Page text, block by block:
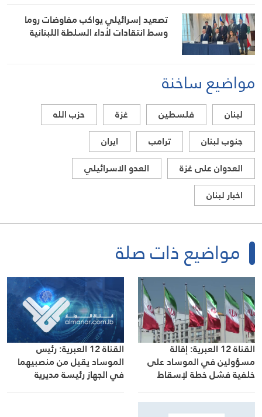
تصعيد إسرائيلي يواكب مفاوضات روما
وسط انتقادات لأداء السلطة اللبنانية
مواضيع ساخنة
لبنان فلسطين غزة
حزب الله
جنوب لبنان
ترامب
ايران
العدوان على غزة
العدو الاسرائيلي
اخبار لبنان
مواضيع ذات صلة
القناة 12 العبرية: إقالة
مسؤولين في الموساد على
خلفية فشل خطة لإسقاط
القناة 12 العبرية: رئيس
الموساد يقيل من منصبيهما
في الجهاز رئيسة مديرية